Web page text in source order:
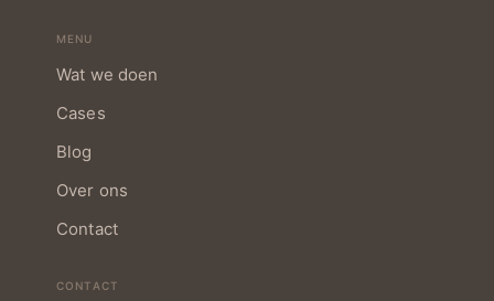
MENU
Wat we doen
Cases
Blog
Over ons
Contact
CONTACT